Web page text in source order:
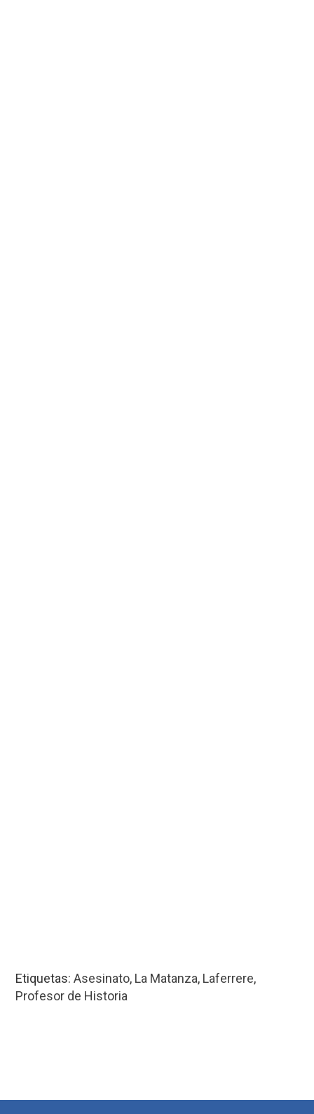
Etiquetas:Asesinato, La Matanza, Laferrere,
Profesor de Historia